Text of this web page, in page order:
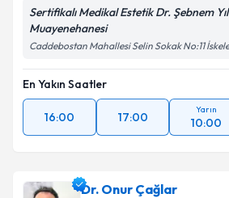
Sertifikalı Medikal Estetik Dr. Şebnem
Muayenehanesi
Caddebostan Mahallesi Selin Sokak No:11
En Yakın Saatler
16:00 17:00
Yarın
10:00
Dr. Onur Çağlar